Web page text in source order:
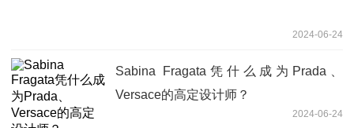
2024-06-24
Sabina Fragata凭什么成为Prada、
Versace的高定设计师？
2024-06-24